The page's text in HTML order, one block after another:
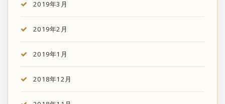
2019年3月
2019年2月
2019年1月
2018年12月